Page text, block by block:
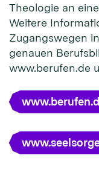
Theologie an
Weitere
Zugangswegen
genauen
www.berufen.de